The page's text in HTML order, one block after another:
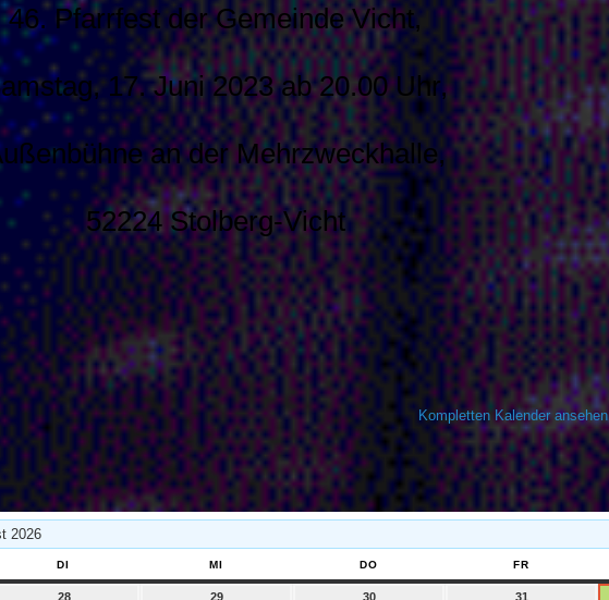
46. Pfarrfest der Gemeinde Vicht,
17. Juni 2023 ab 20.00 Uhr,
an der Mehrzweckhalle,
52224 Stolberg-Vicht
Kompletten Kalender ansehen
2026
DI MI DO FR
28 29 30 31